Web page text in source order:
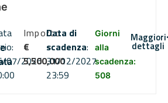
07/2026
Importo
€
5,500,000
Data di
scadenza:
31/12/2027
23:59
Giorni
alla
scadenza:
508
Maggiori
dettagli